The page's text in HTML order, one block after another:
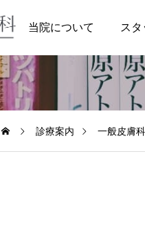
当院について ス
診療案内 一般皮膚